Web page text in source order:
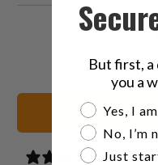
su
Vedi tutti i
3
But first, a
you a
Are you a
Yes, I am
No, I’m
Just